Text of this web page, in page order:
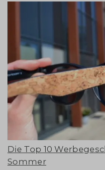
Die Top 10
Sommer